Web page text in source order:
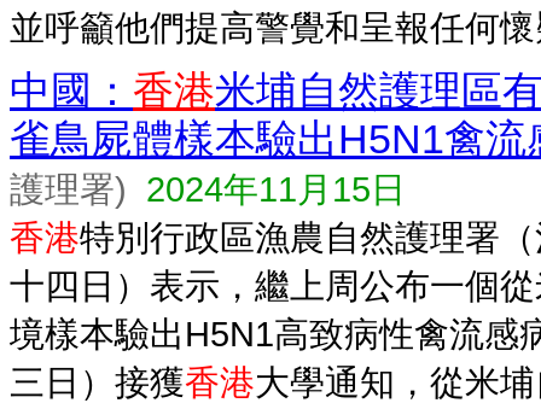
並呼籲他們提高警覺和呈報任何
中國： 香港米埔自然護理區
雀鳥屍體樣本驗出H5N1禽流
護理署) 2024年11月15日
香港特別行政區漁農自然護理署
十四日）表示，繼上周公布一個
境樣本驗出H5N1高致病性禽流感
三日）接獲香港大學通知，從米